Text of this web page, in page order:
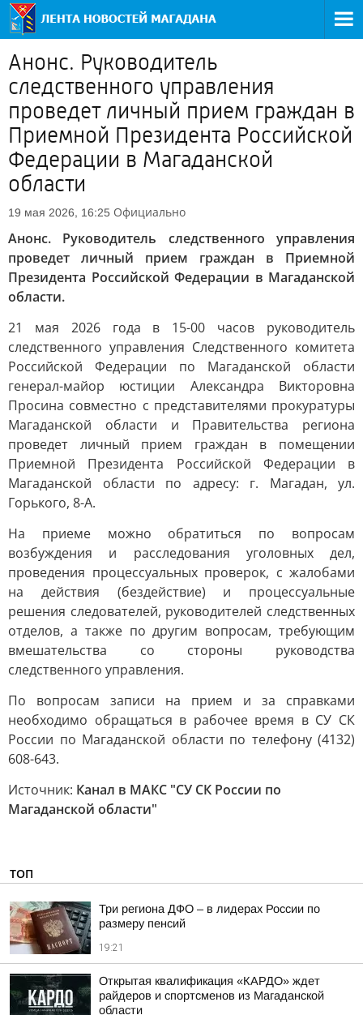
Анонс. Руководитель
следственного управления
проведет личный прием граждан в
Приемной Президента Российской
Федерации в Магаданской
области
19 мая 2026, 16:25 Официально
Анонс. Руководитель следственного управления
проведет личный прием граждан в Приемной
Президента Российской Федерации в Магаданской
области.
21 мая 2026 года в 15-00 часов руководитель
следственного управления Следственного комитета
Российской Федерации по Магаданской области
генерал-майор юстиции Александра Викторовна
Просина совместно с представителями прокуратуры
Магаданской области и Правительства региона
проведет личный прием граждан в помещении
Приемной Президента Российской Федерации в
Магаданской области по адресу: г. Магадан, ул.
Горького, 8-А.
На приеме можно обратиться по вопросам
возбуждения и расследования уголовных дел,
проведения процессуальных проверок, с жалобами
на действия (бездействие) и процессуальные
решения следователей, руководителей следственных
отделов, а также по другим вопросам, требующим
вмешательства со стороны руководства
следственного управления.
По вопросам записи на прием и за справками
необходимо обращаться в рабочее время в СУ СК
России по Магаданской области по телефону (4132)
608-643.
Источник: Канал в МАКС "СУ СК России по
Магаданской области"
ТОП
Три региона ДФО – в лидерах России по
размеру пенсий
19:21
Открытая квалификация «КАРДО» ждет
райдеров и спортсменов из Магаданской
области